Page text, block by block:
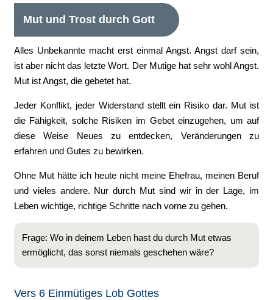
Mut und Trost durch Gott
Alles Unbekannte macht erst einmal Angst. Angst darf sein,
ist aber nicht das letzte Wort. Der Mutige hat sehr wohl Angst.
Mut ist Angst, die gebetet hat.
Jeder Konflikt, jeder Widerstand stellt ein Risiko dar. Mut ist
die Fähigkeit, solche Risiken im Gebet einzugehen, um auf
diese Weise Neues zu entdecken, Veränderungen zu
erfahren und Gutes zu bewirken.
Ohne Mut hätte ich heute nicht meine Ehefrau, meinen Beruf
und vieles andere. Nur durch Mut sind wir in der Lage, im
Leben wichtige, richtige Schritte nach vorne zu gehen.
Frage: Wo in deinem Leben hast du durch Mut etwas
ermöglicht, das sonst niemals geschehen wäre?
Vers 6 Einmütiges Lob Gottes